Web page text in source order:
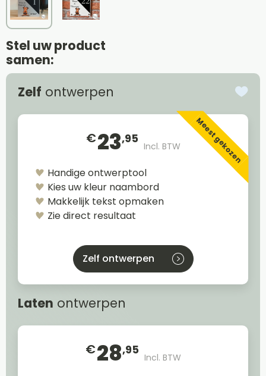
Stel uw product
samen:
Zelf ontwerpen
€23,95
Incl. BTW Meest gekozen
Handige ontwerptool
Kies uw kleur naambord
Makkelijk tekst opmaken
Zie direct resultaat
Zelf ontwerpen
Laten ontwerpen
€28,95
Incl. BTW